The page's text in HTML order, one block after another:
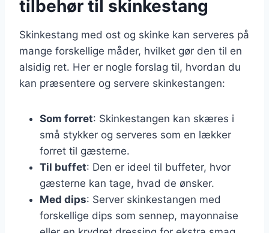
tilbehør til skinkestang
Skinkestang med ost og skinke kan serveres på
mange forskellige måder, hvilket gør den til en
alsidig ret. Her er nogle forslag til, hvordan du
kan præsentere og servere skinkestangen:
Som forret: Skinkestangen kan skæres i
små stykker og serveres som en lækker
forret til gæsterne.
Til buffet: Den er ideel til buffeter, hvor
gæsterne kan tage, hvad de ønsker.
Med dips: Server skinkestangen med
forskellige dips som sennep, mayonnaise